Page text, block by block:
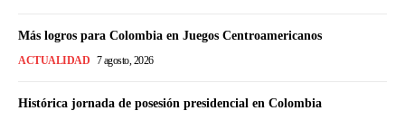
Más logros para Colombia en Juegos Centroamericanos
ACTUALIDAD 7 agosto, 2026
Histórica jornada de posesión presidencial en Colombia